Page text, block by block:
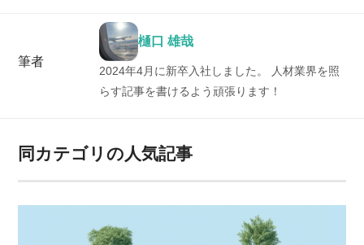
筆者
樋口 雄哉
2024年4月に新卒入社しました。 人材業界を照
らす記事を書けるよう頑張ります！
同カテゴリの人気記事